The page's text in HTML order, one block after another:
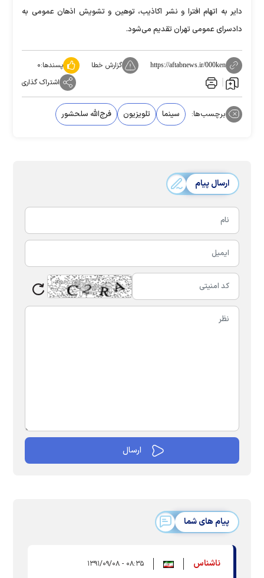
دایر به اتهام افترا و نشر اکاذیب، توهین و تشویش اذهان عمومی به
دادسرای عمومی تهران تقدیم می‌شود.
https://aftabnews.ir/000ken گزارش خطا پسندها:۰
اشتراک گذاری
برچسب‌ها: سینما تلویزیون فرج‌الله سلحشور
ارسال پیام
پیام های شما
ناشناس ۰۸:۳۵ - ۱۳۹۱/۰۹/۰۸